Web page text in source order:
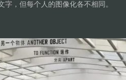
，但每个人的图像化各不相同。